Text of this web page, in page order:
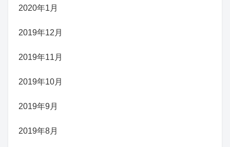
2020年1月
2019年12月
2019年11月
2019年10月
2019年9月
2019年8月